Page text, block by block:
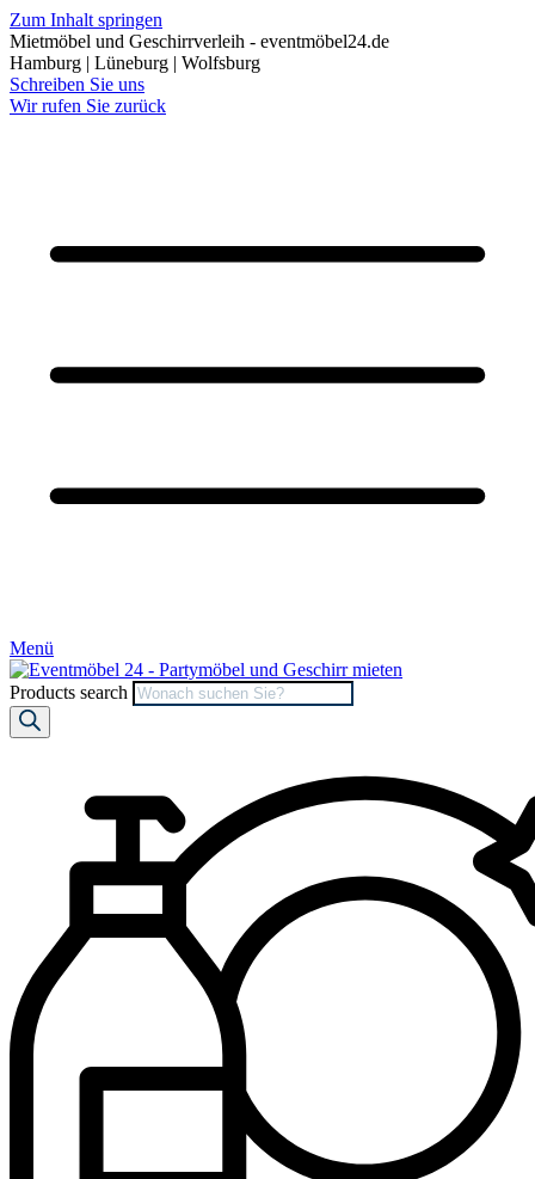
Zum Inhalt springen
Mietmöbel und Geschirrverleih - eventmöbel24.de
Hamburg | Lüneburg | Wolfsburg
Schreiben Sie uns
Wir rufen Sie zurück
Menü
Products search